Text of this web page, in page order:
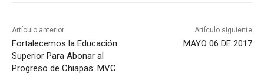
Artículo anterior
Fortalecemos la Educación
Superior Para Abonar al
Progreso de Chiapas: MVC
Artículo siguiente
MAYO 06 DE 2017